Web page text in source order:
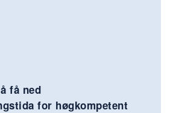
få ned
for høgkompetent